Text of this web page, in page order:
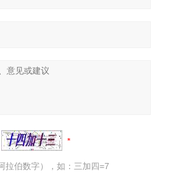
拉伯数字），如：三加四=7